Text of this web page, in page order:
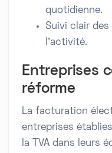
quotidienne.
Suivi clair
l’activité.
Entreprises
réforme
La facturation
entreprises
la TVA dans leurs